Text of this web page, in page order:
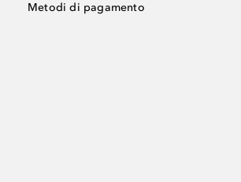
Metodi di pagamento